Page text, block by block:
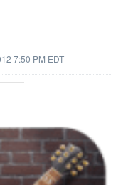
7:50 PM EDT